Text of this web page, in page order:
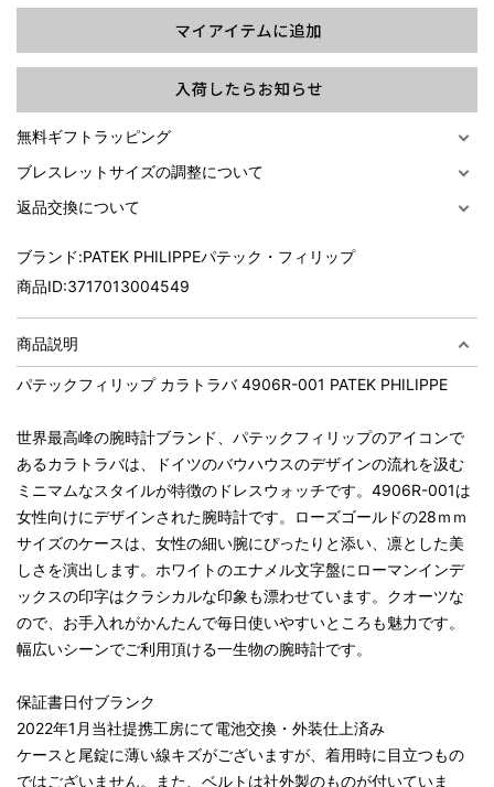
無料ギフトラッピング
ブレスレットサイズの調整について
返品交換について
ブランド:PATEK PHILIPPEパテック・フィリップ
商品ID:3717013004549
商品説明
パテックフィリップ カラトラバ 4906R-001 PATEK PHILIPPE
世界最高峰の腕時計ブランド、パテックフィリップのアイコンで
あるカラトラバは、ドイツのバウハウスのデザインの流れを汲む
ミニマムなスタイルが特徴のドレスウォッチです。4906R-001は
女性向けにデザインされた腕時計です。ローズゴールドの28ｍｍ
サイズのケースは、女性の細い腕にぴったりと添い、凛とした美
しさを演出します。ホワイトのエナメル文字盤にローマンインデ
ックスの印字はクラシカルな印象も漂わせています。クオーツな
ので、お手入れがかんたんで毎日使いやすいところも魅力です。
幅広いシーンでご利用頂ける一生物の腕時計です。
保証書日付ブランク
2022年1月当社提携工房にて電池交換・外装仕上済み
ケースと尾錠に薄い線キズがございますが、着用時に目立つもの
ではございません。また、ベルトは社外製のものが付いていま